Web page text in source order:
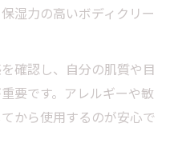
湿力の高いボディクリー
確認し、自分の肌質や目
要です。アレルギーや敏
から使用するのが安心で